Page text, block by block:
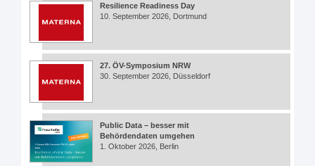
Resilience Readiness Day
10. September 2026, Dortmund
27. ÖV-Symposium NRW
30. September 2026, Düsseldorf
Public Data – besser mit
Behördendaten umgehen
1. Oktober 2026, Berlin